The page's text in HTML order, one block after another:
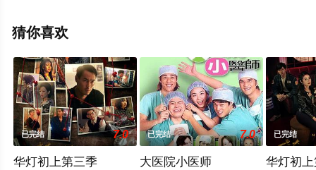
剧全集就来星辰影视，更多相关信息可移步至豆瓣电视
猜你喜欢
已完结 7.0
华灯初上第三季
已完结 7.0
大医院小医师
已完结
华灯初